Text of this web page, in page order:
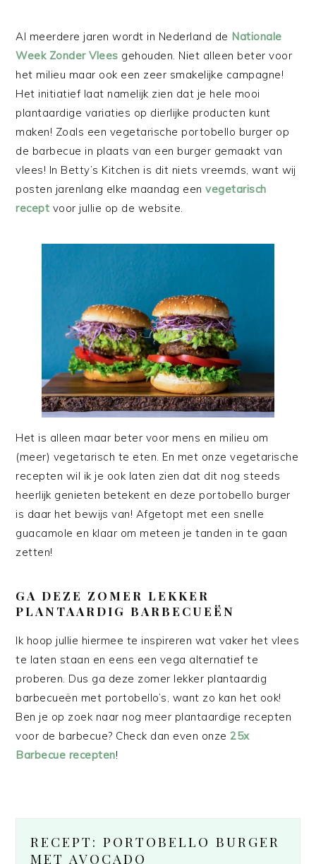
Al meerdere jaren wordt in Nederland de Nationale
Week Zonder Vlees gehouden. Niet alleen beter voor
het milieu maar ook een zeer smakelijke campagne!
Het initiatief laat namelijk zien dat je hele mooi
plantaardige variaties op dierlijke producten kunt
maken! Zoals een vegetarische portobello burger op
de barbecue in plaats van een burger gemaakt van
vlees! In Betty’s Kitchen is dit niets vreemds, want wij
posten jarenlang elke maandag eenvegetarisch
recept voor jullie op de website.
Het is alleen maar beter voor mens en milieu om
(meer) vegetarisch te eten. En met onze vegetarische
recepten wil ik je ook laten zien dat dit nog steeds
heerlijk genieten betekent en deze portobello burger
is daar het bewijs van! Afgetopt met een snelle
guacamole en klaar om meteen je tanden in te gaan
zetten!
GA DEZE ZOMER LEKKER
PLANTAARDIG BARBECUEËN
Ik hoop jullie hiermee te inspireren wat vaker het vlees
te laten staan en eens een vega alternatief te
proberen. Dus ga deze zomer lekker plantaardig
barbecueën met portobello’s, want zo kan het ook!
Ben je op zoek naar nog meer plantaardige recepten
voor de barbecue? Check dan even onze 25x
Barbecue recepten!
RECEPT: PORTOBELLO BURGER
MET AVOCADO